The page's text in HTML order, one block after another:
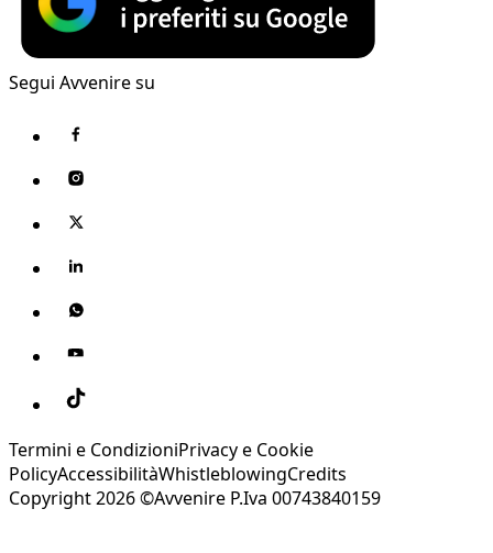
Segui Avvenire su
Termini e CondizioniPrivacy e Cookie
PolicyAccessibilitàWhistleblowingCredits
Copyright 2026 ©Avvenire P.Iva 00743840159